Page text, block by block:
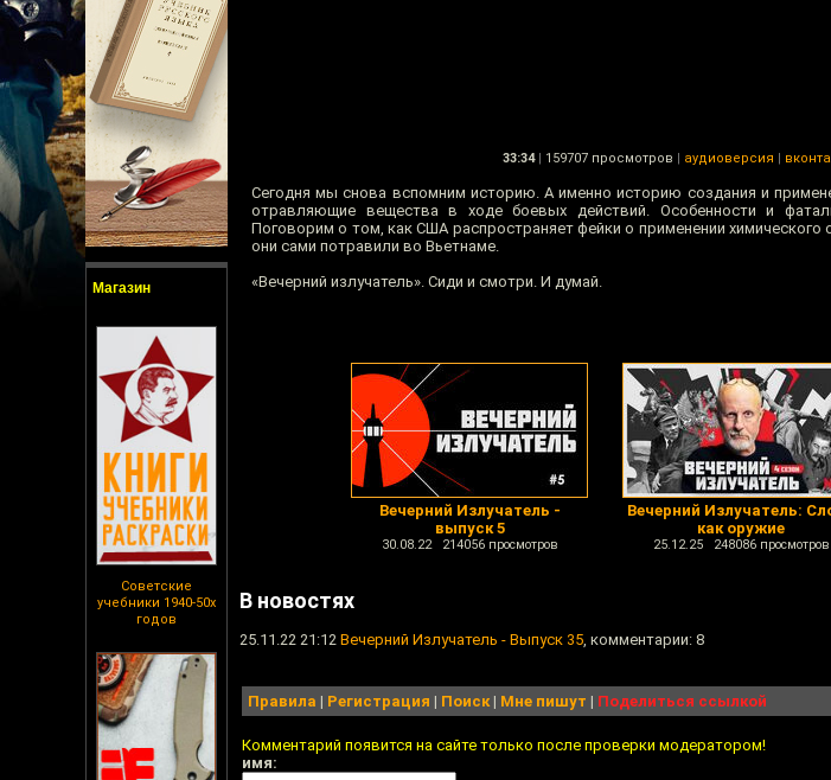
Магазин
Советские
учебники 1940-50х
годов
33:34 | 159707 просмотров | аудиоверсия |
Сегодня мы снова вспомним историю. А именно историю создания и
отравляющие вещества в ходе боевых действий. Особенности и
Поговорим о том, как США распространяет фейки о применении
они сами потравили во Вьетнаме.
«Вечерний излучатель». Сиди и смотри. И думай.
Вечерний Излучатель -
выпуск 5
30.08.22 214056 просмотров
Вечерний Излучатель:
как оружие
25.12.25 248086 просмотров
В новостях
25.11.22 21:12 Вечерний Излучатель - Выпуск 35, комментарии: 8
Правила | Регистрация | Поиск| Мне пишут | Поделиться ссылкой
Комментарий появится на сайте только после проверки модератором!
имя: